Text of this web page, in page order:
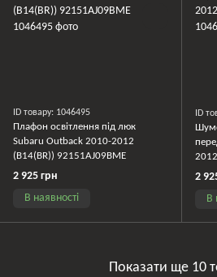
ID товару: 1046495
Плафон освітлення під люк
Subaru Outback 2010-2012
(B14(BR)) 92151AJ09BME
2 925 грн
В наявності
ID
2
В
Показати ще 10